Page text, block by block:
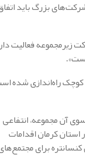
بزرگ باید
مهدیان، مدیرعامل هلدینگ فولاد متیل نیز در این جلسه گفت: «این مجموعه با ۱۴ شرکت زیرمجموعه
کوچک را‌ه‌اندازی شده
آن مجموعه، انتفاعی
استان کرمان اقدامات
برای